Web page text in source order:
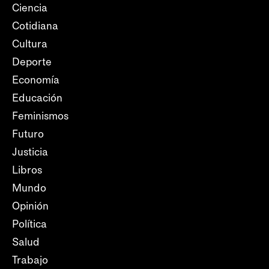
Ciencia
Cotidiana
Cultura
Deporte
Economía
Educación
Feminismos
Futuro
Justicia
Libros
Mundo
Opinión
Política
Salud
Trabajo